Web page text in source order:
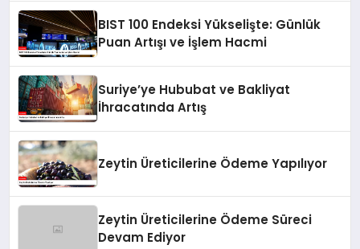
BIST 100 Endeksi Yükselişte: Günlük
Puan Artışı ve İşlem Hacmi
Suriye’ye Hububat ve Bakliyat
İhracatında Artış
Zeytin Üreticilerine Ödeme Yapılıyor
Zeytin Üreticilerine Ödeme Süreci
Devam Ediyor